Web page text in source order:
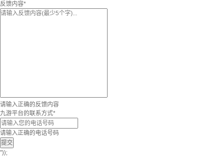
反馈内容*
请输入正确的反馈内容
九游平台的联系方式*
请输入正确的电话号码
提交
"));